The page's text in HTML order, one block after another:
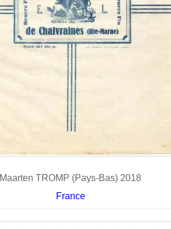
Maarten TROMP (Pays-Bas) 2018
France